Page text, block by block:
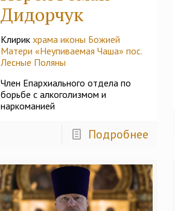
Дидорчук
Клирик храма иконы Божией
Матери «Неупиваемая Чаша» пос.
Лесные Поляны
Член Епархиального отдела по
борьбе с алкоголизмом и
наркоманией
Подробнее